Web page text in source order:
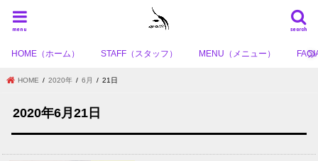
search
menu
HOME（ホーム） STAFF（スタッフ） MENU（メニュー）
HOME 2020年 6月 21日
2020年6月21日